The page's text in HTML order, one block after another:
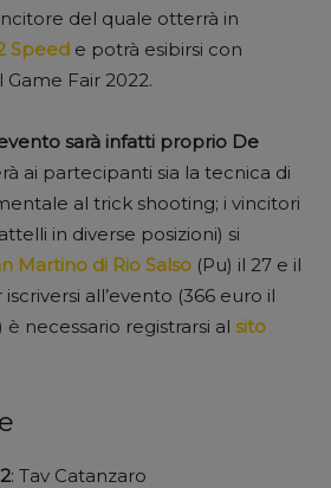
del quale otterrà in
Speed e potrà esibirsi con
Game Fair 2022.
sarà infatti proprio De
ai partecipanti sia la tecnica di
al trick shooting; i vincitori
in diverse posizioni) si
Martino di Rio Salso (Pu) il 27 e il
all’evento (366 euro il
è necessario registrarsi al sito
: Tav Catanzaro